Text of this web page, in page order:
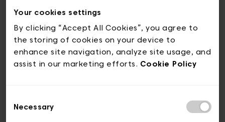
Your cookies settings
By clicking “Accept All Cookies”, you agree to
the storing of cookies on your device to
enhance site navigation, analyze site usage, and
assist in our marketing efforts. Cookie Policy
Selection
Necessary
gebruiker aangaan, invullen en uitbouwen;
· de gebruiker in staat stellen deel te
nemen aan een spel/wedstrijd/quiz en, in het
algemeen, om de dienst te kunnen leveren;
aanpassen en verbeteren;